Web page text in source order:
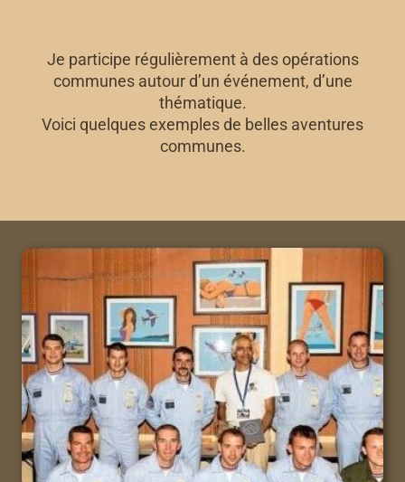
Je participe régulièrement à des opérations
communes autour d’un événement, d’une
thématique.
Voici quelques exemples de belles aventures
communes.